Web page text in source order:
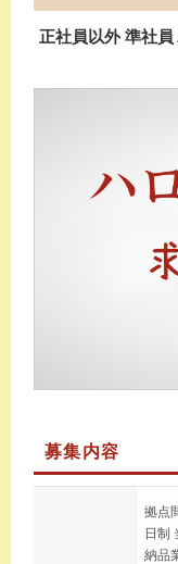
正社員以外 準社
募集内容
拠点
日制
納品